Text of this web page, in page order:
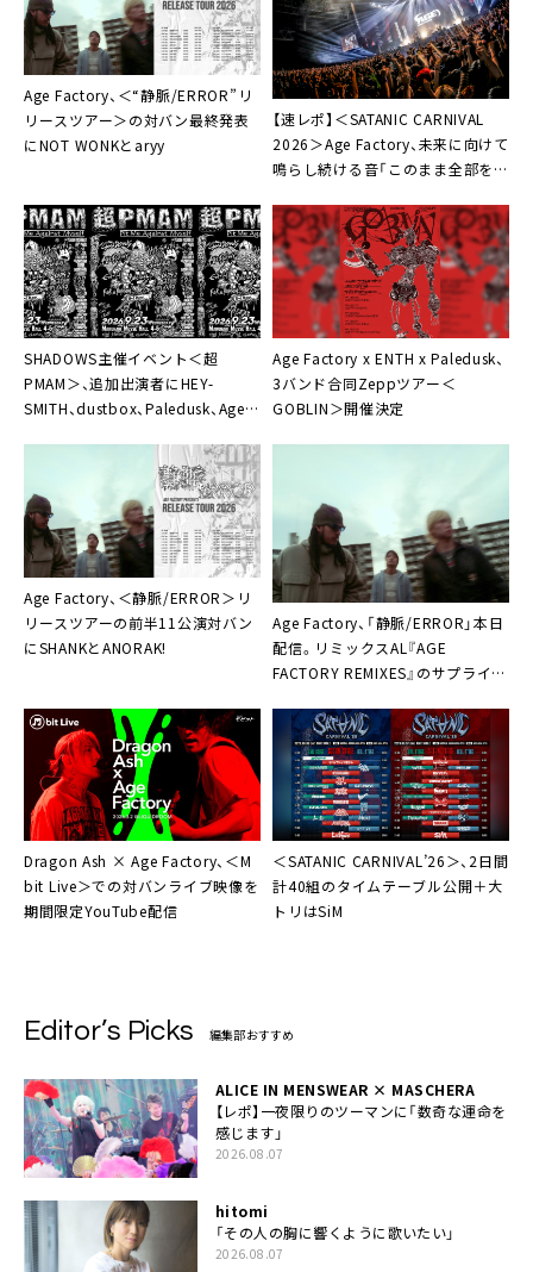
Age Factory、＜“静脈/ERROR”リ
リースツアー＞の対バン最終発表
にNOT WONKとaryy
【速レポ】＜SATANIC CARNIVAL
2026＞Age Factory、未来に向けて
鳴らし続ける音「このまま全部を忘
SHADOWS主催イベント＜超
PMAM＞、追加出演者にHEY-
SMITH、dustbox、Paledusk、Age
Age Factory x ENTH x Paledusk、
3バンド合同Zeppツアー＜
GOBLIN＞開催決定
Age Factory、＜静脈/ERROR＞リ
リースツアーの前半11公演対バン
にSHANKとANORAK!
Age Factory、「静脈/ERROR」本日
配信。リミックスAL『AGE
FACTORY REMIXES』のサプライズ
Dragon Ash × Age Factory、＜M
bit Live＞での対バンライブ映像を
期間限定YouTube配信
＜SATANIC CARNIVAL’26＞、2日間
計40組のタイムテーブル公開＋大
トリはSiM
Editor’s Picks 編集部おすすめ
ALICE IN MENSWEAR × MASCHERA
【レポ】一夜限りのツーマンに「数奇な運命を
感じます」
2026.08.07
hitomi
「その人の胸に響くように歌いたい」
2026.08.07